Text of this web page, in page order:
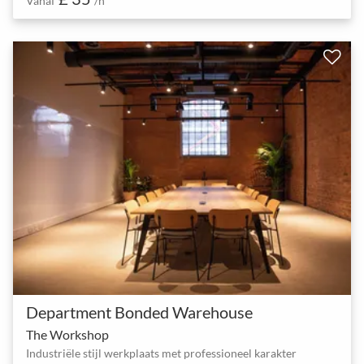
Department Bonded Warehouse
The Workshop
Industriële stijl werkplaats met professioneel karakter